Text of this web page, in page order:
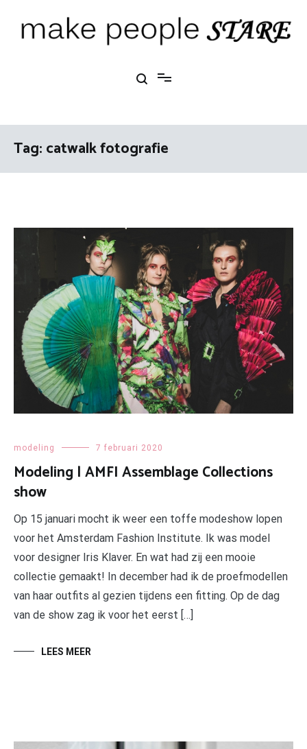
Tag:catwalk fotografie
modeling 7 februari 2020
Modeling | AMFI Assemblage Collections
show
Op 15 januari mocht ik weer een toffe modeshow lopen
voor het Amsterdam Fashion Institute. Ik was model
voor designer Iris Klaver. En wat had zij een mooie
collectie gemaakt! In december had ik de proefmodellen
van haar outfits al gezien tijdens een fitting. Op de dag
van de show zag ik voor het eerst […]
LEES MEER